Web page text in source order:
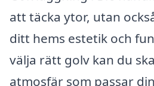
att täcka ytor, utan
ditt hems estetik och
välja rätt golv kan du
atmosfär som passar